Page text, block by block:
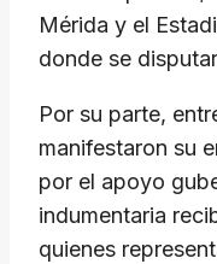
Mérida y el
donde se
Por su parte,
manifestaron su
por el apoyo
indumentaria
quienes